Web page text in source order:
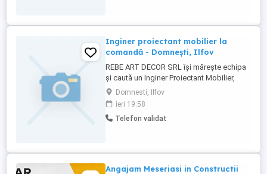
Inginer proiectant mobilier la
comandă - Domnești, Ilfov
REBE ART DECOR SRL își mărește echipa
și caută un Inginer Proiectant Mobilier,
care să contribuie la dezvoltarea și
implementarea soluțiilor tehnice pentru
mobilier personalizat. Cerințe: Experiență
în proiectarea mobilierului la comandă.
Domnesti, Ilfov
ieri 19:58
Telefon validat
Angajam Meseriasi in Constructii